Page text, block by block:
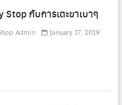
Stop กับการเตะขาเบาๆ
Admin January 17, 2019